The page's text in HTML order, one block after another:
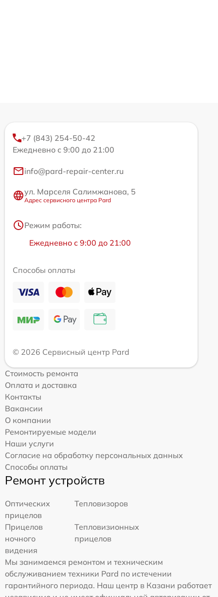
+7 (843) 254-50-42
Ежедневно с 9:00 до 21:00
info@pard-repair-center.ru
ул. Марселя Салимжанова, 5
Адрес сервисного центра Pard
Режим работы:
Ежедневно с 9:00 до 21:00
Способы оплаты
© 2026 Сервисный центр Pard
Стоимость ремонта
Оплата и доставка
Контакты
Вакансии
О компании
Ремонтируемые модели
Наши услуги
Согласие на обработку персональных данных
Способы оплаты
Ремонт устройств
Оптических
прицелов
Тепловизоров
Прицелов
ночного
видения
Тепловизионных
прицелов
Мы занимаемся ремонтом и техническим
обслуживанием техники Pard по истечении
гарантийного периода. Наш центр в Казани работает